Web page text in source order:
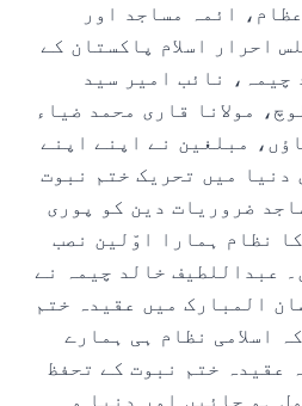
ائمہ مساجد اور
احرار اسلام پاکستان کے
چیمہ، نائب امیر سید
مولانا قاری محمد ضیاء
مبلغین نے اپنے اپنے
دنیا میں تحریک ختم نبوت
ضروریات دین کو پوری
نظام ہمارا اوّلین نصب
عبداللطیف خالد چیمہ نے
المبارک میں عقیدہ ختم
اسلامی نظام ہی ہمارے
عقیدہ ختم نبوت کے تحفظ
ہو جائیں اور دنیا و